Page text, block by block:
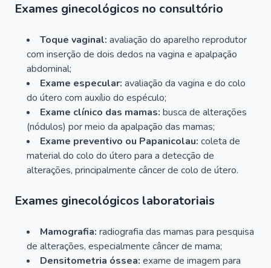
Exames ginecológicos no consultório
Toque vaginal: avaliação do aparelho reprodutor
com inserção de dois dedos na vagina e apalpação
abdominal;
Exame especular: avaliação da vagina e do colo
do útero com auxílio do espéculo;
Exame clínico das mamas: busca de alterações
(nódulos) por meio da apalpação das mamas;
Exame preventivo ou Papanicolau: coleta de
material do colo do útero para a detecção de
alterações, principalmente câncer de colo de útero.
Exames ginecológicos laboratoriais
Mamografia: radiografia das mamas para pesquisa
de alterações, especialmente câncer de mama;
Densitometria óssea: exame de imagem para